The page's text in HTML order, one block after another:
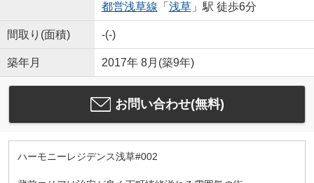
都営浅草線 「 浅草」駅 徒歩6分
間取り(面積) -(-)
築年月 2017年 8月(築9年)
お問い合わせ(無料)
ハーモニーレジデンス浅草#002